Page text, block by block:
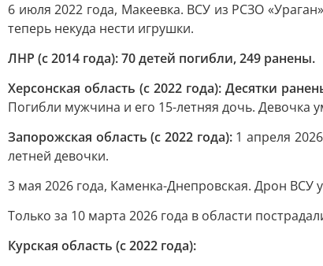
6 июля 2022 года, Макеевка. ВСУ из РСЗО
теперь некуда нести игрушки.
ЛНР (с 2014 года): 70 детей погибли, 249 ранены.
Херсонская область (с 2022 года): Десятки
Погибли мужчина и его 15-летняя дочь. Девочка
Запорожская область (с 2022 года): 1 апреля
летней девочки.
3 мая 2026 года, Каменка-Днепровская. Дрон ВСУ
Только за 10 марта 2026 года в области
Курская область (с 2022 года):